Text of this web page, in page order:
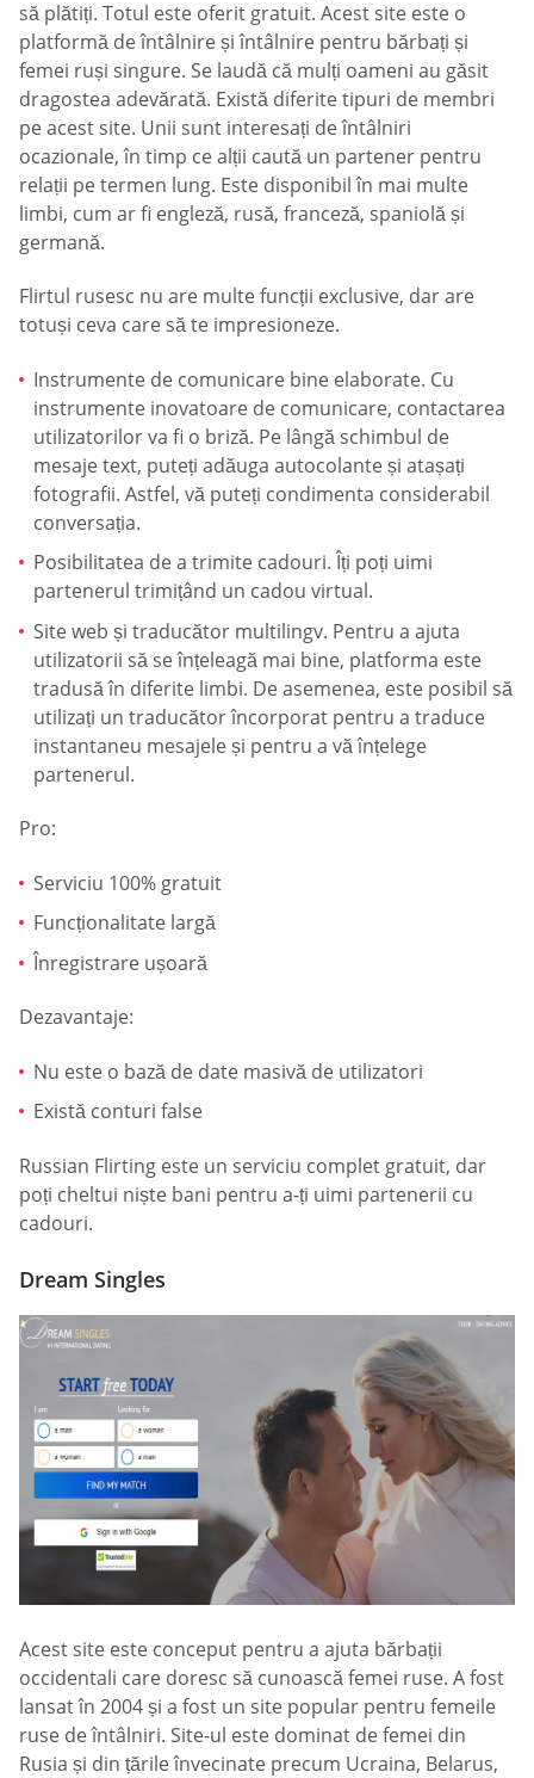
să plătiți. Totul este oferit gratuit. Acest site este o
platformă de întâlnire și întâlnire pentru bărbați și
femei ruși singure. Se laudă că mulți oameni au găsit
dragostea adevărată. Există diferite tipuri de membri
pe acest site. Unii sunt interesați de întâlniri
ocazionale, în timp ce alții caută un partener pentru
relații pe termen lung. Este disponibil în mai multe
limbi, cum ar fi engleză, rusă, franceză, spaniolă și
germană.
Flirtul rusesc nu are multe funcții exclusive, dar are
totuși ceva care să te impresioneze.
Instrumente de comunicare bine elaborate. Cu
instrumente inovatoare de comunicare, contactarea
utilizatorilor va fi o briză. Pe lângă schimbul de
mesaje text, puteți adăuga autocolante și atașați
fotografii. Astfel, vă puteți condimenta considerabil
conversația.
Posibilitatea de a trimite cadouri. Îți poți uimi
partenerul trimițând un cadou virtual.
Site web și traducător multilingv. Pentru a ajuta
utilizatorii să se înțeleagă mai bine, platforma este
tradusă în diferite limbi. De asemenea, este posibil să
utilizați un traducător încorporat pentru a traduce
instantaneu mesajele și pentru a vă înțelege
partenerul.
Pro:
Serviciu 100% gratuit
Funcționalitate largă
Înregistrare ușoară
Dezavantaje:
Nu este o bază de date masivă de utilizatori
Există conturi false
Russian Flirting este un serviciu complet gratuit, dar
poți cheltui niște bani pentru a-ți uimi partenerii cu
cadouri.
Dream Singles
Acest site este conceput pentru a ajuta bărbații
occidentali care doresc să cunoască femei ruse. A fost
lansat în 2004 și a fost un site popular pentru femeile
ruse de întâlniri. Site-ul este dominat de femei din
Rusia și din țările învecinate precum Ucraina, Belarus,